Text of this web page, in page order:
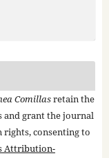
Comillasretain the
grant the journal
consenting to
Attribution-